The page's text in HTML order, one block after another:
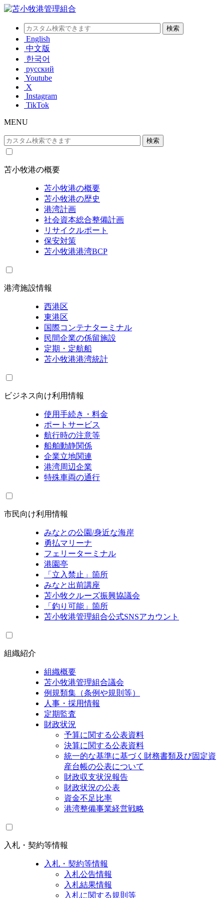
English
中文版
한국어
русский
Youtube
X
Instagram
TikTok
MENU
苫小牧港の概要
苫小牧港の概要
苫小牧港の歴史
港湾計画
社会資本総合整備計画
リサイクルポート
保安対策
苫小牧港港湾BCP
港湾施設情報
西港区
東港区
国際コンテナターミナル
民間企業の係留施設
定期・定航船
苫小牧港港湾統計
ビジネス向け利用情報
使用手続き・料金
ポートサービス
航行時の注意等
船舶動静関係
企業立地関連
港湾周辺企業
特殊車両の通行
市民向け利用情報
みなとの公園/身近な海岸
勇払マリーナ
フェリーターミナル
港園亭
「立入禁止」箇所
みなと出前講座
苫小牧クルーズ振興協議会
「釣り可能」箇所
苫小牧港管理組合公式SNSアカウント
組織紹介
組織概要
苫小牧港管理組合議会
例規類集（条例や規則等）
人事・採用情報
定期監査
財政状況
予算に関する公表資料
決算に関する公表資料
統一的な基準に基づく財務書類及び固定資
産台帳の公表について
財政収支状況報告
財政状況の公表
資金不足比率
港湾整備事業経営戦略
入札・契約等情報
入札・契約等情報
入札公告情報
入札結果情報
入札に関する規則等